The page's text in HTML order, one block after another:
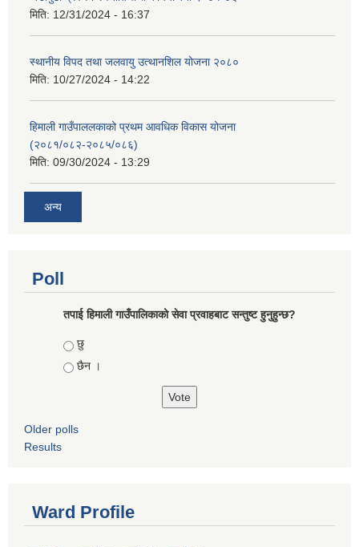
मिति: 12/31/2024 - 16:37
स्थानीय विपद तथा जलवायु उत्थानशिल योजना २०८०
मिति: 10/27/2024 - 14:22
हिमाली गाउँपाललकाको प्रथम आवधिक विकास योजना
(२०८१/०८२-२०८५/०८६)
मिति: 09/30/2024 - 13:29
अन्य
Poll
तपाई हिमाली गाउँपालिकाको सेवा प्रवाहबाट सन्तुष्ट हुनुहुन्छ?
Choices
छु
छैन ।
Older polls
Results
Ward Profile